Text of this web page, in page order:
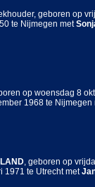
geboren op
te Nijmegen met
op woensdag 8
1968 te Nijmegen
, geboren op
1971 te Utrecht met